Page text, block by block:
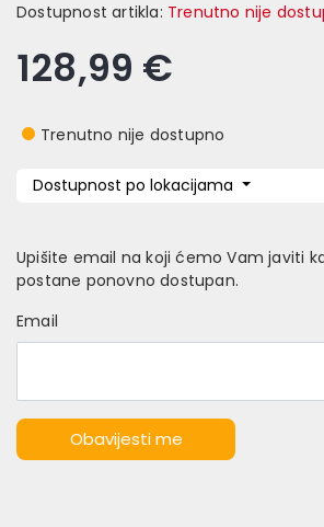
Dostupnost artikla: Trenutno nije
128,99 €
Trenutno nije dostupno
Dostupnost po lokacijama
Upišite email na koji ćemo Vam javiti
postane ponovno dostupan.
Email
Obavijesti me